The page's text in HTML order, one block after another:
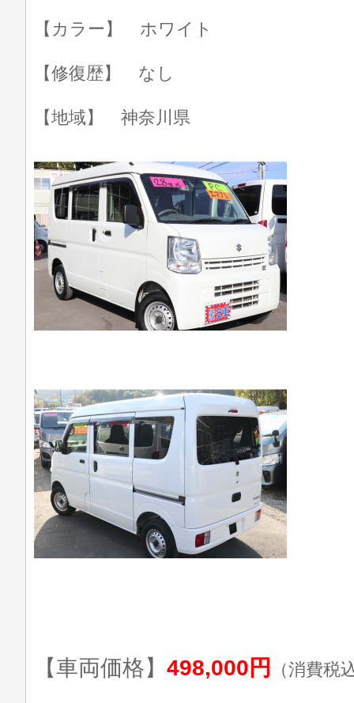
【カラー】 ホワイト
【修復歴】 なし
【地域】 神奈川県
【車両価格】 498,000円 （消費税